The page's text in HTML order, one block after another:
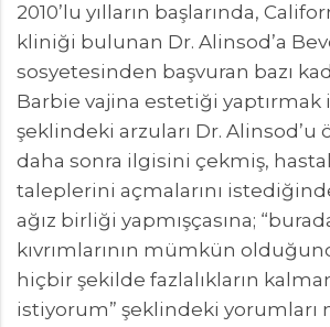
2010’lu yılların başlarında,
kliniği bulunan Dr. Alinsod’a
sosyetesinden başvuran bazı
Barbie vajina estetiği yaptırmak
şeklindeki arzuları Dr. Alinsod’u
daha sonra ilgisini çekmiş,
taleplerini açmalarını
ağız birliği yapmışçasına;
kıvrımlarının mümkün
hiçbir şekilde fazlalıkların
istiyorum” şeklindeki yorumları